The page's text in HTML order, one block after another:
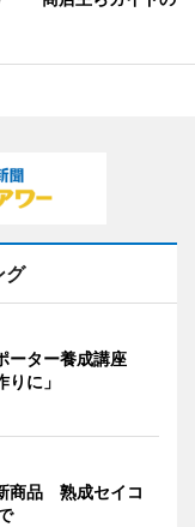
グ
ーター養成講座
に」
商品 熟成セイコ